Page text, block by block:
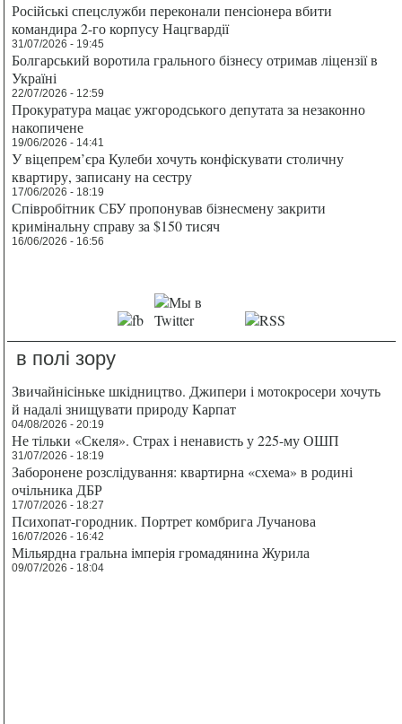
Російські спецслужби переконали пенсіонера вбити
командира 2-го корпусу Нацгвардії
31/07/2026 - 19:45
Болгарський воротила грального бізнесу отримав ліцензії в
Україні
22/07/2026 - 12:59
Прокуратура мацає ужгородського депутата за незаконно
накопичене
19/06/2026 - 14:41
У віцепрем’єра Кулеби хочуть конфіскувати столичну
квартиру, записану на сестру
17/06/2026 - 18:19
Співробітник СБУ пропонував бізнесмену закрити
кримінальну справу за $150 тисяч
16/06/2026 - 16:56
в полі зору
Звичайнісіньке шкідництво. Джипери і мотокросери хочуть
й надалі знищувати природу Карпат
04/08/2026 - 20:19
Не тільки «Скеля». Страх і ненависть у 225-му ОШП
31/07/2026 - 18:19
Заборонене розслідування: квартирна «схема» в родині
очільника ДБР
17/07/2026 - 18:27
Психопат-городник. Портрет комбрига Лучанова
16/07/2026 - 16:42
Мільярдна гральна імперія громадянина Журила
09/07/2026 - 18:04